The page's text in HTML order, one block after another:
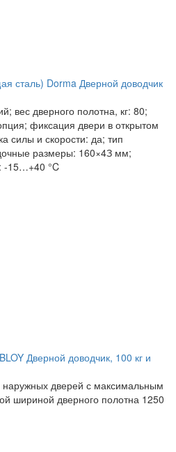
сталь) Dorma Дверной доводчик
вес дверного полотна, кг: 80;
фиксация двери в открытом
силы и скорости: да; тип
размеры: 160×4З мм;
-15…+40 °C
Дверной доводчик, 100 кг и
наружных дверей с максимальным
шириной дверного полотна 1250